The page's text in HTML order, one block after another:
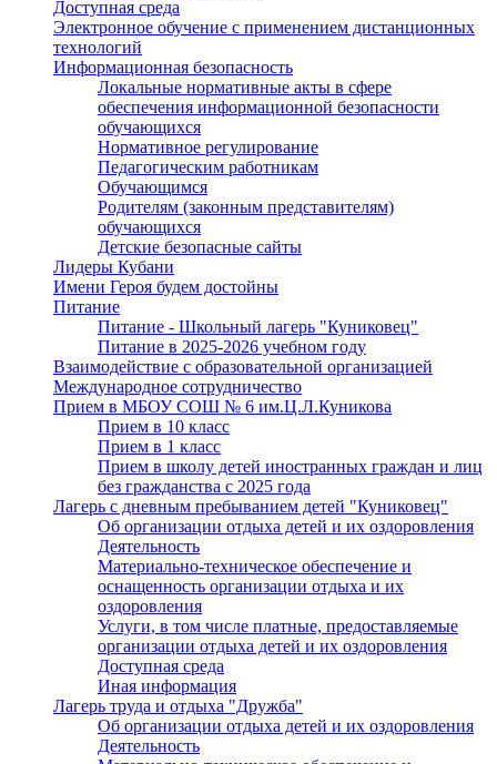
Доступная среда
Электронное обучение с применением дистанционных
технологий
Информационная безопасность
Локальные нормативные акты в сфере
обеспечения информационной безопасности
обучающихся
Нормативное регулирование
Педагогическим работникам
Обучающимся
Родителям (законным представителям)
обучающихся
Детские безопасные сайты
Лидеры Кубани
Имени Героя будем достойны
Питание
Питание - Школьный лагерь "Куниковец"
Питание в 2025-2026 учебном году
Взаимодействие с образовательной организацией
Международное сотрудничество
Прием в МБОУ СОШ № 6 им.Ц.Л.Куникова
Прием в 10 класс
Прием в 1 класс
Прием в школу детей иностранных граждан и лиц
без гражданства с 2025 года
Лагерь с дневным пребыванием детей "Куниковец"
Об организации отдыха детей и их оздоровления
Деятельность
Материально-техническое обеспечение и
оснащенность организации отдыха и их
оздоровления
Услуги, в том числе платные, предоставляемые
организации отдыха детей и их оздоровления
Доступная среда
Иная информация
Лагерь труда и отдыха "Дружба"
Об организации отдыха детей и их оздоровления
Деятельность